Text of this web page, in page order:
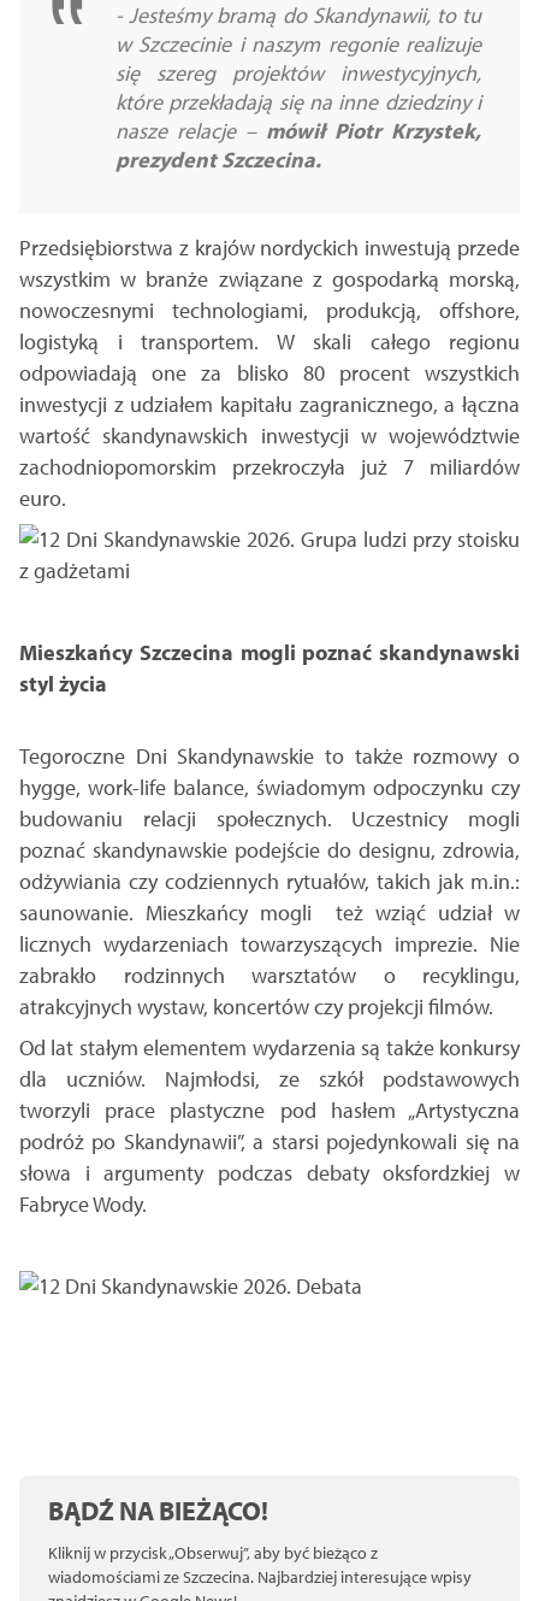
-Jesteśmy bramą do Skandynawii, to tu
w Szczecinie i naszym regonie realizuje
się szereg projektów inwestycyjnych,
które przekładają się na inne dziedziny i
nasze relacje– mówił Piotr Krzystek,
prezydent Szczecina.
Przedsiębiorstwa z krajów nordyckich inwestują przede
wszystkim w branże związane z gospodarką morską,
nowoczesnymi technologiami, produkcją, offshore,
logistyką i transportem. W skali całego regionu
odpowiadają one za blisko 80 procent wszystkich
inwestycji z udziałem kapitału zagranicznego, a łączna
wartość skandynawskich inwestycji w województwie
zachodniopomorskim przekroczyła już 7 miliardów
euro.
Mieszkańcy Szczecina mogli poznać skandynawski
styl życia
Tegoroczne Dni Skandynawskie to także rozmowy o
hygge, work-life balance, świadomym odpoczynku czy
budowaniu relacji społecznych. Uczestnicy mogli
poznać skandynawskie podejście do designu, zdrowia,
odżywiania czy codziennych rytuałów, takich jak m.in.:
saunowanie. Mieszkańcy mogli też wziąć udział w
licznych wydarzeniach towarzyszących imprezie. Nie
zabrakło rodzinnych warsztatów o recyklingu,
atrakcyjnych wystaw, koncertów czy projekcji filmów.
Od lat stałym elementem wydarzenia są także konkursy
dla uczniów. Najmłodsi, ze szkół podstawowych
tworzyli prace plastyczne pod hasłem „Artystyczna
podróż po Skandynawii”, a starsi pojedynkowali się na
słowa i argumenty podczas debaty oksfordzkiej w
Fabryce Wody.
BĄDŹ NA BIEŻĄCO!
Kliknij w przycisk „Obserwuj”, aby być bieżąco z
wiadomościami ze Szczecina. Najbardziej interesujące wpisy